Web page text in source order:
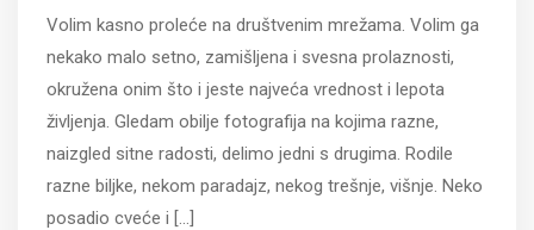
Volim kasno proleće na društvenim mrežama. Volim ga
nekako malo setno, zamišljena i svesna prolaznosti,
okružena onim što i jeste najveća vrednost i lepota
življenja. Gledam obilje fotografija na kojima razne,
naizgled sitne radosti, delimo jedni s drugima. Rodile
razne biljke, nekom paradajz, nekog trešnje, višnje. Neko
posadio cveće i [...]